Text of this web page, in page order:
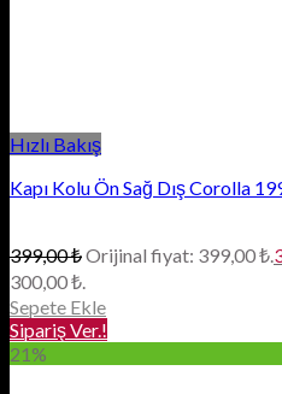
Hızlı Bakış
Kapı Kolu Ön Sağ Dış Corolla
399,00₺Orijinal fiyat: 399,00 ₺.
300,00 ₺.
Sepete Ekle
Sipariş Ver.!
21%